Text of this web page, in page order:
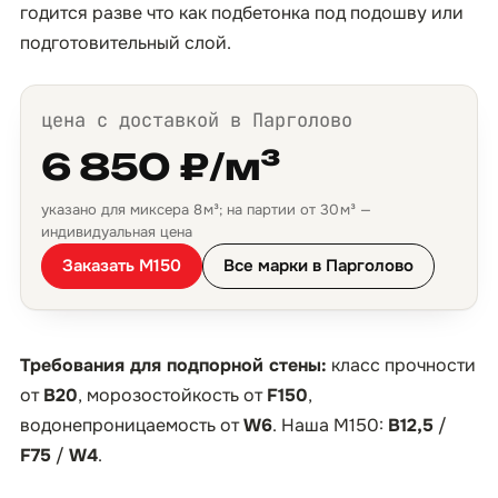
годится разве что как подбетонка под подошву или
подготовительный слой.
цена с доставкой в Парголово
6 850 ₽/м³
указано для миксера 8 м³; на партии от 30 м³ —
индивидуальная цена
Заказать М150 Все марки в Парголово
Требования для подпорной стены: класс прочности
отB20, морозостойкость отF150,
водонепроницаемость отW6. Наша М150: B12,5 /
F75 / W4.